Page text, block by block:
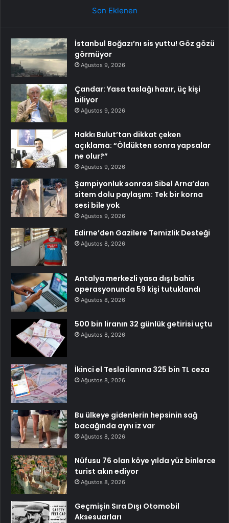
Son Eklenen
İstanbul Boğazı’nı sis yuttu! Göz gözü
görmüyor
Ağustos 9, 2026
Çandar: Yasa taslağı hazır, üç kişi
biliyor
Ağustos 9, 2026
Hakkı Bulut’tan dikkat çeken
açıklama: “Öldükten sonra yapsalar
ne olur?”
Ağustos 9, 2026
Şampiyonluk sonrası Sibel Arna’dan
sitem dolu paylaşım: Tek bir korna
sesi bile yok
Ağustos 9, 2026
Edirne’den Gazilere Temizlik Desteği
Ağustos 8, 2026
Antalya merkezli yasa dışı bahis
operasyonunda 59 kişi tutuklandı
Ağustos 8, 2026
500 bin liranın 32 günlük getirisi uçtu
Ağustos 8, 2026
İkinci el Tesla ilanına 325 bin TL ceza
Ağustos 8, 2026
Bu ülkeye gidenlerin hepsinin sağ
bacağında aynı iz var
Ağustos 8, 2026
Nüfusu 76 olan köye yılda yüz binlerce
turist akın ediyor
Ağustos 8, 2026
Geçmişin Sıra Dışı Otomobil
Aksesuarları